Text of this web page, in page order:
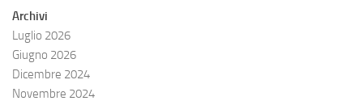
Archivi
Luglio 2026
Giugno 2026
Dicembre 2024
Novembre 2024